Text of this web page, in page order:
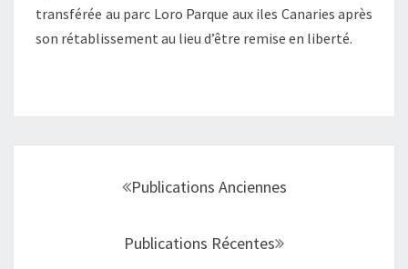
transférée au parc Loro Parque aux iles Canaries après
son rétablissement au lieu d’être remise en liberté.
Publications Anciennes
Publications Récentes